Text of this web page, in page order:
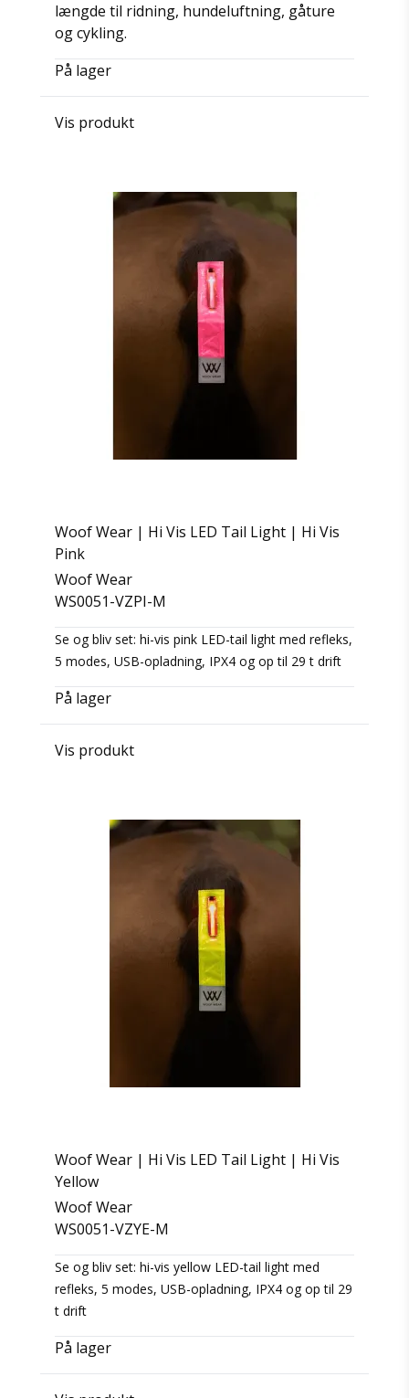
længde til ridning, hundeluftning, gåture
og cykling.
På lager
Vis produkt
Woof Wear | Hi Vis LED Tail Light | Hi Vis
Pink
Woof Wear
WS0051-VZPI-M
Se og bliv set: hi-vis pink LED-tail light med refleks,
5 modes, USB-opladning, IPX4 og op til 29 t drift
På lager
Vis produkt
Woof Wear | Hi Vis LED Tail Light | Hi Vis
Yellow
Woof Wear
WS0051-VZYE-M
Se og bliv set: hi-vis yellow LED-tail light med
refleks, 5 modes, USB-opladning, IPX4 og op til 29
t drift
På lager